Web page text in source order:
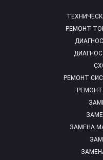
РЕМОНТ
РЕМОНТ
ЗАМЕНА